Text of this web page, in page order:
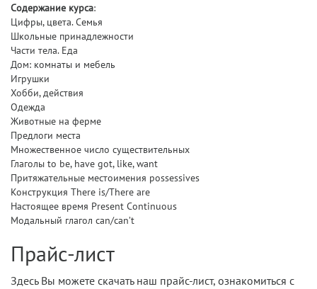
Содержание курса:
Цифры, цвета. Семья
Школьные принадлежности
Части тела. Еда
Дом: комнаты и мебель
Игрушки
Хобби, действия
Одежда
Животные на ферме
Предлоги места
Множественное число существительных
Глаголы to be, have got, like, want
Притяжательные местоимения possessives
Конструкция There is/There are
Настоящее время Present Continuous
Модальный глагол can/can’t
Прайс-лист
Здесь Вы можете скачать наш прайс-лист, ознакомиться с